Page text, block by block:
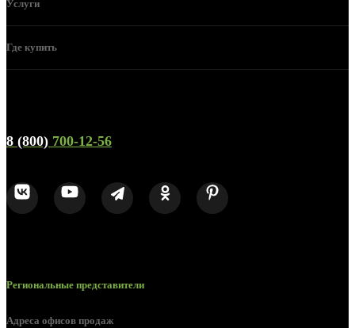
Услуги
Где купить
8 (800) 700-12-56
Региональные представители
Адреса офисов продаж